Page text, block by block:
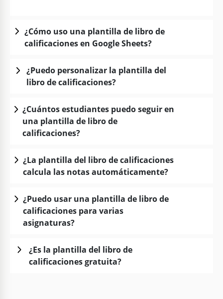
¿Cómo uso una plantilla de libro de
calificaciones en Google Sheets?
¿Puedo personalizar la plantilla del
libro de calificaciones?
¿Cuántos estudiantes puedo seguir en
una plantilla de libro de
calificaciones?
¿La plantilla del libro de calificaciones
calcula las notas automáticamente?
¿Puedo usar una plantilla de libro de
calificaciones para varias
asignaturas?
¿Es la plantilla del libro de
calificaciones gratuita?